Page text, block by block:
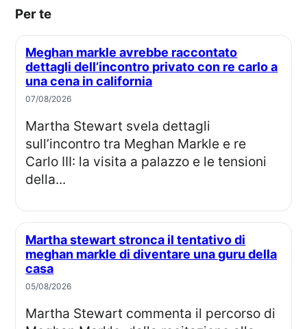
Per te
Meghan markle avrebbe raccontato
dettagli dell’incontro privato con re carlo a
una cena in california
07/08/2026
Martha Stewart svela dettagli
sull’incontro tra Meghan Markle e re
Carlo III: la visita a palazzo e le tensioni
della...
Martha stewart stronca il tentativo di
meghan markle di diventare una guru della
casa
05/08/2026
Martha Stewart commenta il percorso di